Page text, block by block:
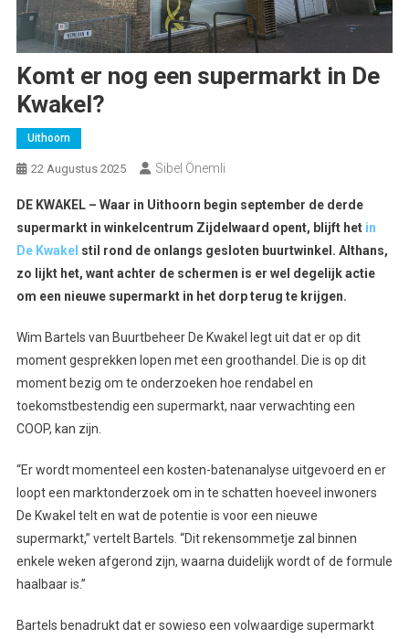
Komt er nog een supermarkt in De
Kwakel?
Uithoorn
22 Augustus 2025 Sibel Önemli
DE KWAKEL – Waar in Uithoorn begin september de derde
supermarkt in winkelcentrum Zijdelwaard opent, blijft het in
De Kwakel stil rond de onlangs gesloten buurtwinkel. Althans,
zo lijkt het, want achter de schermen is er wel degelijk actie
om een nieuwe supermarkt in het dorp terug te krijgen.
Wim Bartels van Buurtbeheer De Kwakel legt uit dat er op dit
moment gesprekken lopen met een groothandel. Die is op dit
moment bezig om te onderzoeken hoe rendabel en
toekomstbestendig een supermarkt, naar verwachting een
COOP, kan zijn.
“Er wordt momenteel een kosten-batenanalyse uitgevoerd en er
loopt een marktonderzoek om in te schatten hoeveel inwoners
De Kwakel telt en wat de potentie is voor een nieuwe
supermarkt,” vertelt Bartels. “Dit rekensommetje zal binnen
enkele weken afgerond zijn, waarna duidelijk wordt of de formule
haalbaar is.”
Bartels benadrukt dat er sowieso een volwaardige supermarkt